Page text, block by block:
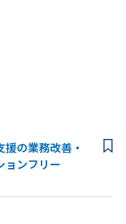
の業務改善・
ョンフリー